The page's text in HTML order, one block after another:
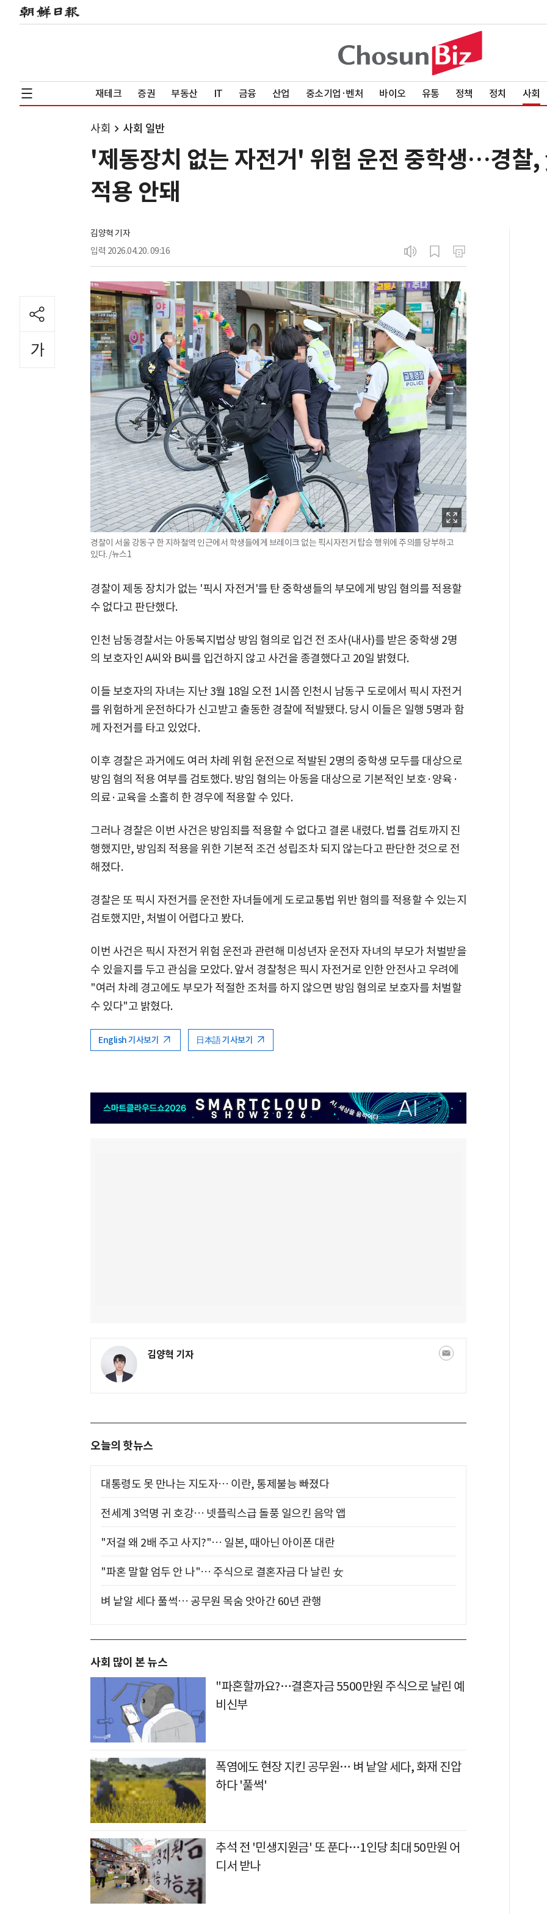
재테크 증권 부동산 IT 금융 산업 중소기업·벤처 바이오 유통 정책 정치 사회
사회 사회 일반
'제동장치 없는 자전거' 위험 운전 중학생…경찰
적용 안돼
김양혁 기자
입력 2026.04.20. 09:16
경찰이 서울 강동구 한 지하철역 인근에서 학생들에게 브레이크 없는 픽시자전거 탑승 행위에 주의를 당부하고
있다. /뉴스1
경찰이 제동 장치가 없는 '픽시 자전거'를 탄 중학생들의 부모에게 방임 혐의를 적용할
수 없다고 판단했다.
인천 남동경찰서는 아동복지법상 방임 혐의로 입건 전 조사(내사)를 받은 중학생 2명
의 보호자인 A씨와 B씨를 입건하지 않고 사건을 종결했다고 20일 밝혔다.
이들 보호자의 자녀는 지난 3월 18일 오전 1시쯤 인천시 남동구 도로에서 픽시 자전거
를 위험하게 운전하다가 신고받고 출동한 경찰에 적발됐다. 당시 이들은 일행 5명과 함
께 자전거를 타고 있었다.
이후 경찰은 과거에도 여러 차례 위험 운전으로 적발된 2명의 중학생 모두를 대상으로
방임 혐의 적용 여부를 검토했다. 방임 혐의는 아동을 대상으로 기본적인 보호·양육·
의료·교육을 소홀히 한 경우에 적용할 수 있다.
그러나 경찰은 이번 사건은 방임죄를 적용할 수 없다고 결론 내렸다. 법률 검토까지 진
행했지만, 방임죄 적용을 위한 기본적 조건 성립조차 되지 않는다고 판단한 것으로 전
해졌다.
경찰은 또 픽시 자전거를 운전한 자녀들에게 도로교통법 위반 혐의를 적용할 수 있는지
검토했지만, 처벌이 어렵다고 봤다.
이번 사건은 픽시 자전거 위험 운전과 관련해 미성년자 운전자 자녀의 부모가 처벌받을
수 있을지를 두고 관심을 모았다. 앞서 경찰청은 픽시 자전거로 인한 안전사고 우려에
"여러 차례 경고에도 부모가 적절한 조처를 하지 않으면 방임 혐의로 보호자를 처벌할
수 있다"고 밝혔다.
English 기사보기 日本語 기사보기
김양혁 기자
오늘의 핫뉴스
대통령도 못 만나는 지도자… 이란, 통제불능 빠졌다
전세계 3억명 귀 호강… 넷플릭스급 돌풍 일으킨 음악 앱
"저걸 왜 2배 주고 사지?"… 일본, 때아닌 아이폰 대란
"파혼 말할 엄두 안 나"… 주식으로 결혼자금 다 날린 女
벼 낱알 세다 풀썩… 공무원 목숨 앗아간 60년 관행
사회 많이 본 뉴스
"파혼할까요?…결혼자금 5500만원 주식으로 날린 예
비신부
폭염에도 현장 지킨 공무원… 벼 낱알 세다, 화재 진압
하다 '풀썩'
추석 전 '민생지원금' 또 푼다…1인당 최대 50만원 어
디서 받나